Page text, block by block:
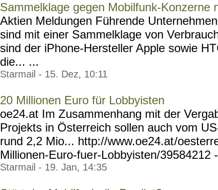
Sammelklage gegen Mobilfunk-Konzerne
Aktien Meldungen Führende
sind mit einer Sammelklage von
sind der iPhone-Hersteller Apple sowie
die... ...
Starmail - 15. Dez, 10:11
20 Millionen Euro für Lobbyisten
oe24.at Im Zusammenhang mit der
Projekts in Österreich sollen auch vom
rund 2,2 Mio... http://www.oe24.at/
Millionen-Euro-fuer-Lobbyisten/39584212
Starmail - 19. Jan, 14:35